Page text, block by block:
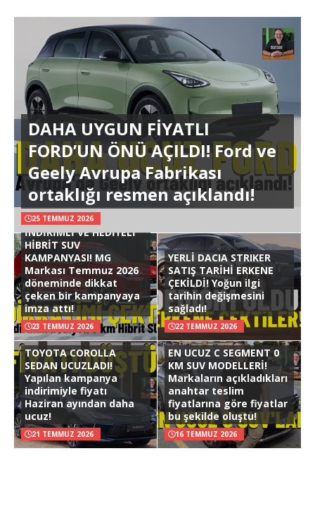
DAHA UYGUN FİYATLI
FORD’UN ÖNÜ AÇILDI! Ford ve
Geely Avrupa Fabrikası
ortaklığı resmen açıklandı!
25 TEMMUZ 2026
İNDİRİMLİ VE HEDİYELİ
HİBRİT SUV
KAMPANYASI! MG
Markası Temmuz 2026
döneminde dikkat
çeken bir kampanyaya
imza attı!
23 TEMMUZ 2026
YERLİ DACIA STRIKER
SATIŞ TARİHİ ERKENE
ÇEKİLDİ! Yoğun ilgi
tarihin değişmesini
sağladı!
22 TEMMUZ 2026
TOYOTA COROLLA
SEDAN UCUZLADI!
Yapılan kampanya
indirimiyle fiyatı
Haziran ayından daha
ucuz!
21 TEMMUZ 2026
EN UCUZ C SEGMENT 0
KM SUV MODELLERİ!
Markaların açıkladıkları
anahtar teslim
fiyatlarına göre fiyatlar
bu şekilde oluştu!
16 TEMMUZ 2026